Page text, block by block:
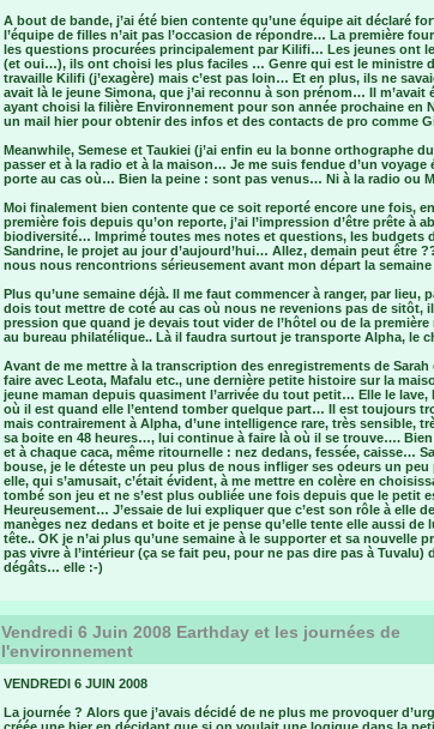
A bout de bande, j’ai été bien contente qu’une équipe ait déclaré
l’équipe de filles n’ait pas l’occasion de répondre… La première
les questions procurées principalement par Kilifi… Les jeunes ont
(et oui…), ils ont choisi les plus faciles … Genre qui est le ministre
travaille Kilifi (j’exagère) mais c’est pas loin… Et en plus, ils ne
avait là le jeune Simona, que j’ai reconnu à son prénom… Il m’avait
ayant choisi la filière Environnement pour son année prochaine en
un mail hier pour obtenir des infos et des contacts de pro comme
Meanwhile, Semese et Taukiei (j’ai enfin eu la bonne orthographe
passer et à la radio et à la maison… Je me suis fendue d’un
porte au cas où… Bien la peine : sont pas venus… Ni à la radio ou
Moi finalement bien contente que ce soit reporté encore une fois,
première fois depuis qu’on reporte, j’ai l’impression d’être prête à
biodiversité… Imprimé toutes mes notes et questions, les budgets
Sandrine, le projet au jour d’aujourd’hui… Allez, demain peut être
nous nous rencontrions sérieusement avant mon départ la
Plus qu’une semaine déjà. Il me faut commencer à ranger, par lieu,
dois tout mettre de coté au cas où nous ne revenions pas de sitôt,
pression que quand je devais tout vider de l’hôtel ou de la
au bureau philatélique.. Là il faudra surtout je transporte Alpha, le
Avant de me mettre à la transcription des enregistrements de Sarah
faire avec Leota, Mafalu etc., une dernière petite histoire sur la
jeune maman depuis quasiment l’arrivée du tout petit… Elle le lave,
où il est quand elle l’entend tomber quelque part… Il est toujours
mais contrairement à Alpha, d’une intelligence rare, très sensible,
sa boite en 48 heures…, lui continue à faire là où il se trouve….
et à chaque caca, même ritournelle : nez dedans, fessée, caisse…
bouse, je le déteste un peu plus de nous infliger ses odeurs un
elle, qui s’amusait, c’était évident, à me mettre en colère en
tombé son jeu et ne s’est plus oubliée une fois depuis que le petit
Heureusement… J’essaie de lui expliquer que c’est son rôle à elle
manèges nez dedans et boite et je pense qu’elle tente elle aussi de
tête.. OK je n’ai plus qu’une semaine à le supporter et sa nouvelle
pas vivre à l’intérieur (ça se fait peu, pour ne pas dire pas à Tuvalu)
dégâts… elle :-)
Vendredi 6 Juin 2008 Earthday et les journées de
l'environnement
VENDREDI 6 JUIN 2008
La journée ? Alors que j’avais décidé de ne plus me provoquer